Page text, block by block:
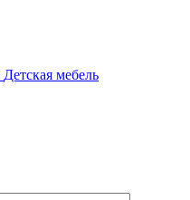
Детская мебель